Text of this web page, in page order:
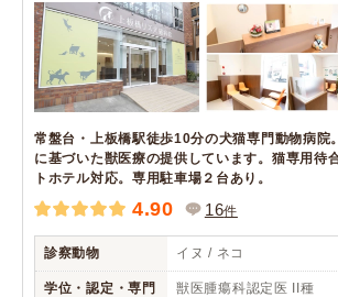
常盤台・上板橋駅徒歩10分の犬猫専門動物病院
に基づいた獣医療の提供しています。猫専用待
トホテル対応。専用駐車場２台あり。
4.90 16件
診察動物 イヌ / ネコ
学位・認定・専門 獣医腫瘍科認定医 II種